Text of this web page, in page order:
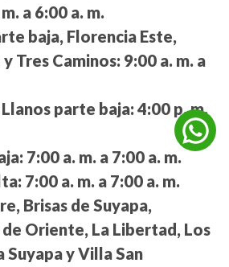
a 6:00 a. m.
baja, Florencia Este,
Tres Caminos: 9:00 a. m. a
parte baja: 4:00 p. m.
7:00 a. m. a 7:00 a. m.
7:00 a. m. a 7:00 a. m.
Brisas de Suyapa,
Oriente, La Libertad, Los
Suyapa y Villa San